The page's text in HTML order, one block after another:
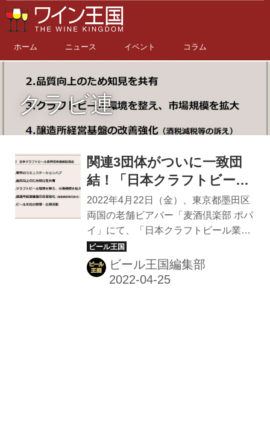
ホーム ニュース イベント コラム
クラビ連
関連3団体がついに一致団
結！「日本クラフトビール
業界団体連絡協議会（クラ
ビ連）」発足、2025年には
「ビアEXPO 2025」も
2022年4月22日（金）、東京都墨田区
両国の老舗ビアバー「麦酒倶楽部 ポパ
イ」にて、「日本クラフトビール業界
団体連絡協議会」（以下、クラビ連）
立ち上げの記者発表が行われた。 今回
の新団体設立に関わるクラフトビール
ビール王国編集部